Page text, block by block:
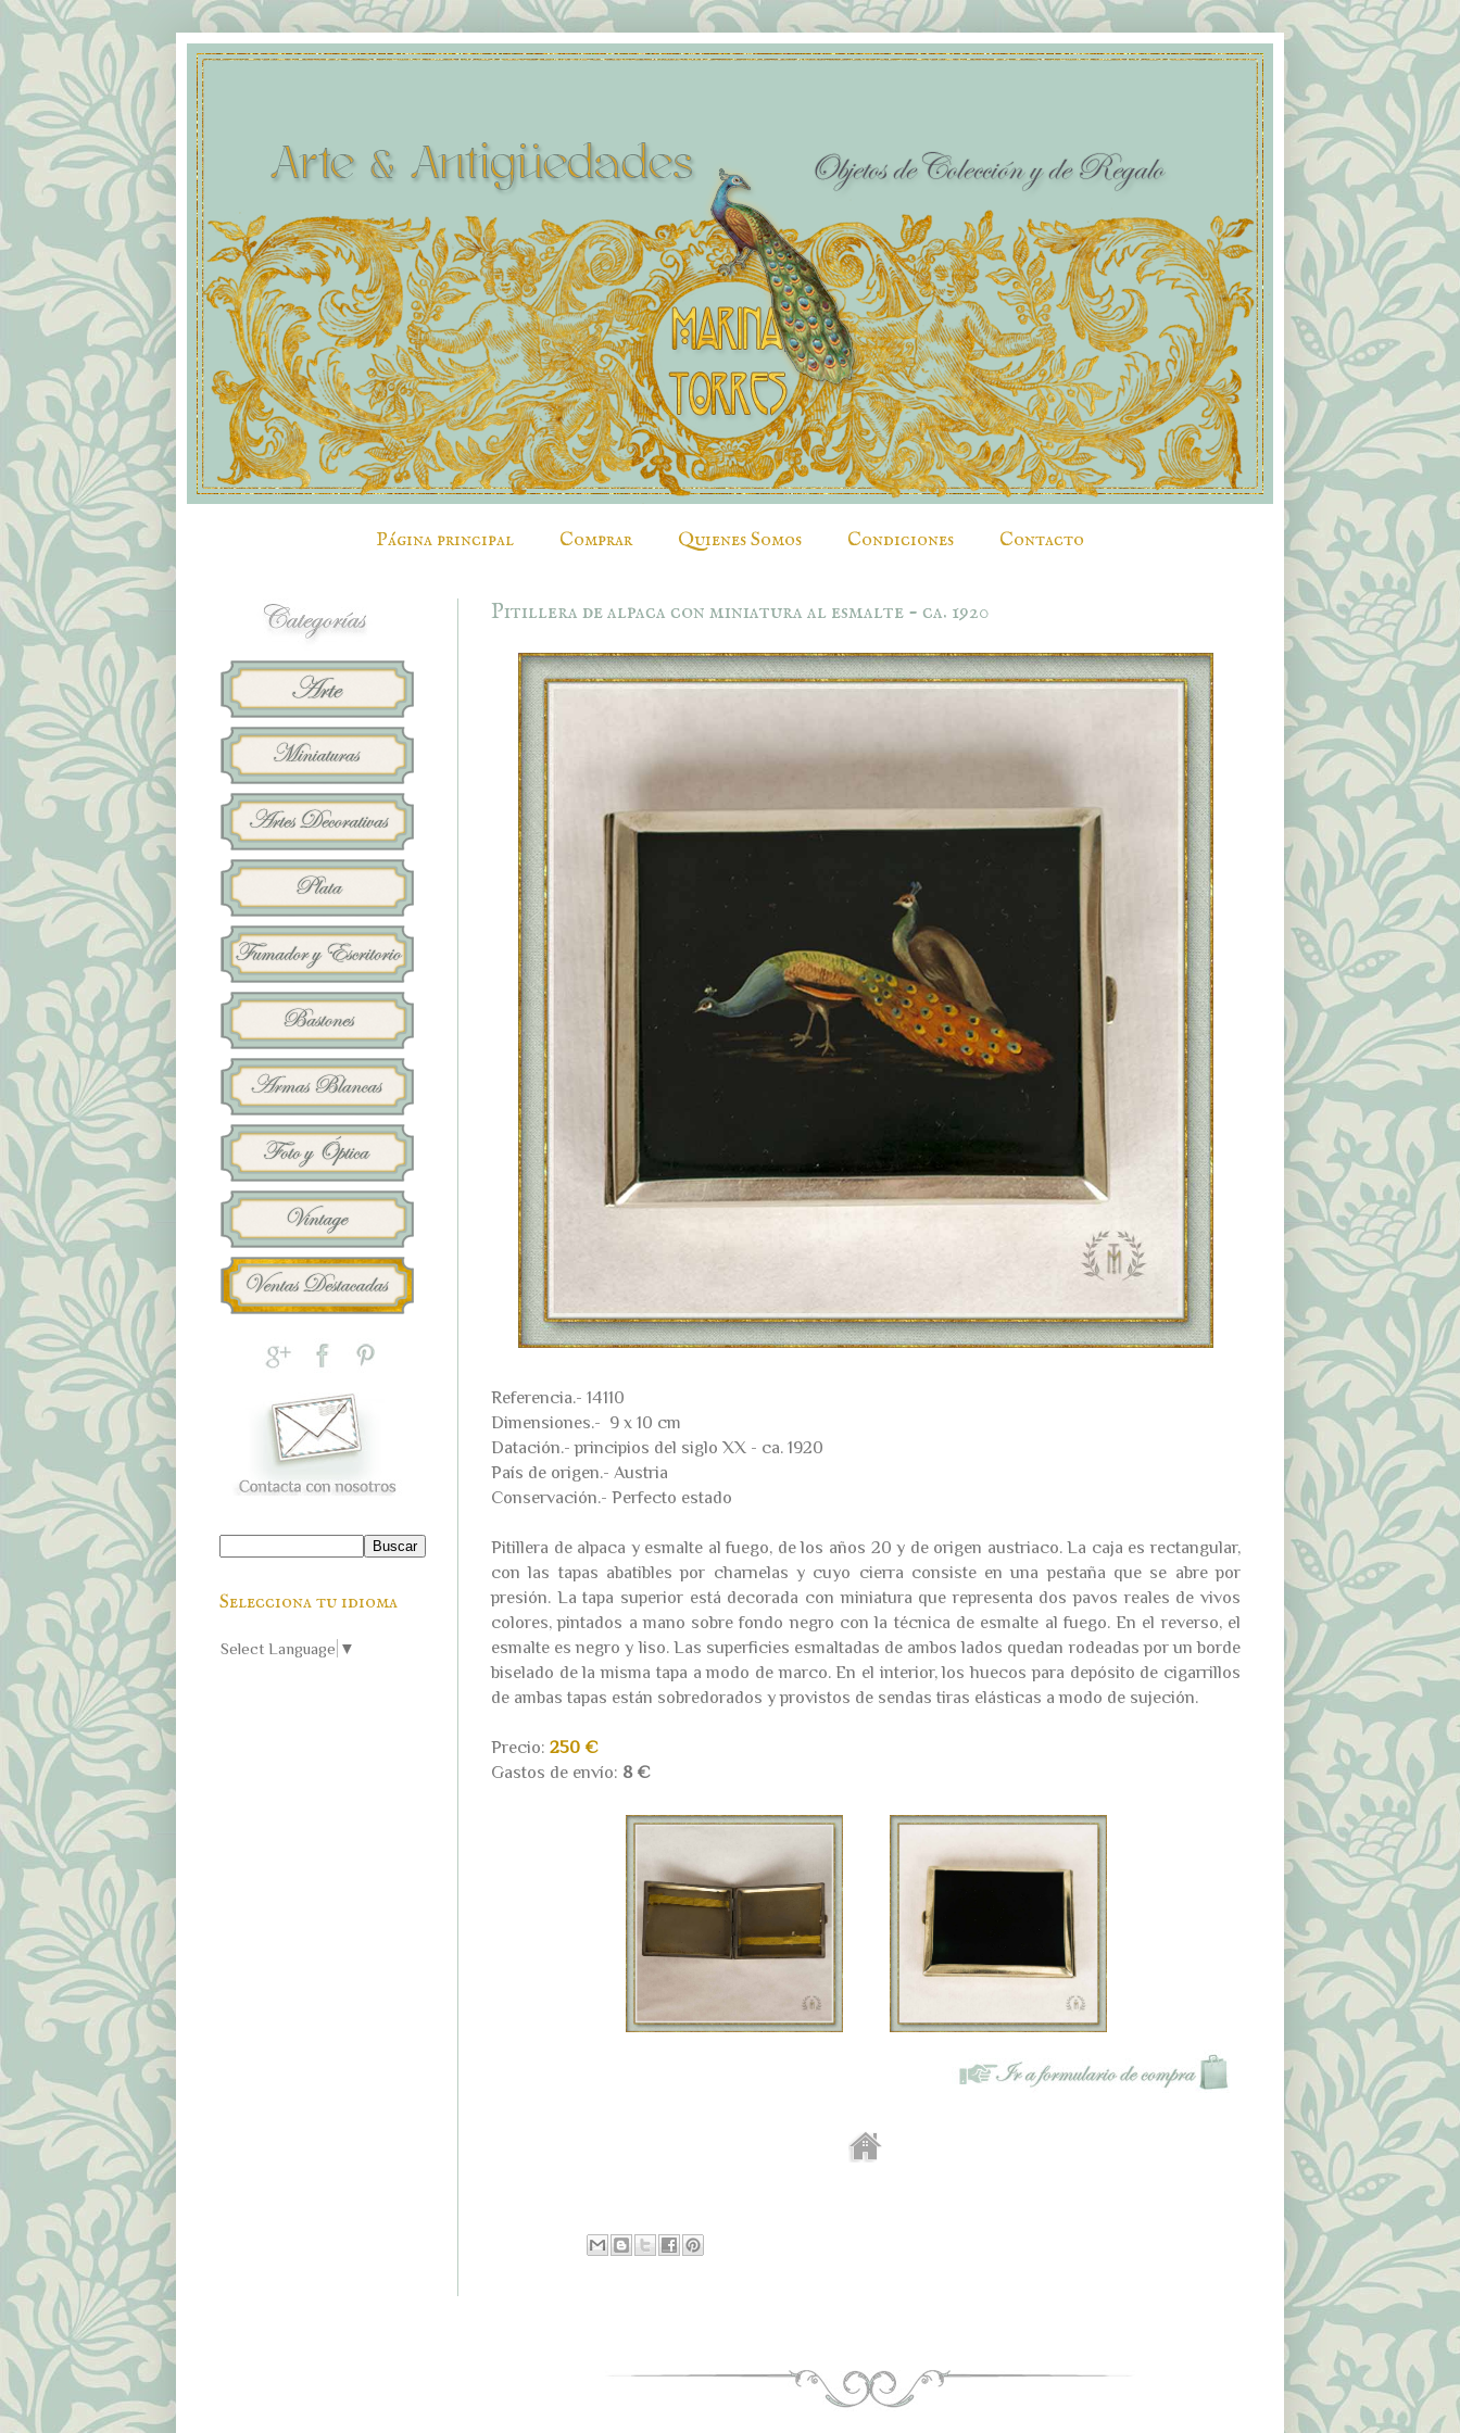
Página principal Comprar Quienes Somos Condiciones Contacto
Pitillera de alpaca con miniatura al esmalte - ca. 1920
Referencia.- 14110
Dimensiones.- 9 x 10 cm
Datación.- principios del siglo XX - ca. 1920
País de origen.- Austria
Conservación.- Perfecto estado
Pitillera de alpaca y esmalte al fuego, de los años 20 y de origen austriaco. La caja es rectangular,
con las tapas abatibles por charnelas y cuyo cierra consiste en una pestaña que se abre por
presión. La tapa superior está decorada con miniatura que representa dos pavos reales de vivos
colores, pintados a mano sobre fondo negro con la técnica de esmalte al fuego. En el reverso, el
esmalte es negro y liso. Las superficies esmaltadas de ambos lados quedan rodeadas por un borde
biselado de la misma tapa a modo de marco. En el interior, los huecos para depósito de cigarrillos
de ambas tapas están sobredorados y provistos de sendas tiras elásticas a modo de sujeción.
Precio: 250 €
Gastos de envío: 8 €
Selecciona tu idioma
Select Language ▼